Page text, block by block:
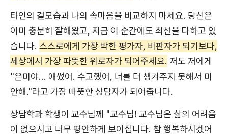
타인의 겉모습과 나의 속마음을 비교하지 마세요. 당신은
이미 충분히 잘해왔고, 지금 이 순간에도 최선을 다하고 있
습니다. 스스로에게 가장 박한 평가자, 비판자가 되기보다,
세상에서 가장 따뜻한 위로자가 되어주세요. 저도 저에게
"은미야... 애썼어. 수고했어, 너를 더 챙겨주지 못해서 미
안해."라고 가장 따뜻한 상담자가 되어줍니다.
상담학과 학생이 교수님께 "교수님! 교수님은 삶의 어려움
이 없으시고 너무 평안하게 보이십니다. 참 행복하시겠어